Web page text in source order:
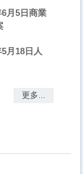
6月5日商業
月18日人
更多...